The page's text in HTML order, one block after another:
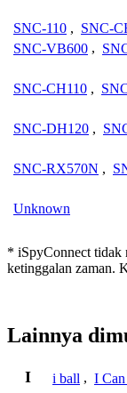
SNC-110 , SNC-
SNC-VB600 ,
SNC-CH110 ,
SNC-DH120 ,
SNC-RX570N ,
Unknown
* iSpyConnect tidak
ketinggalan zaman.
Lainnya
I i ball , I Can